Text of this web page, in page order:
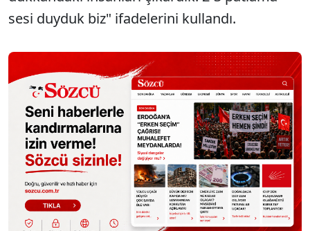
sesi duyduk biz" ifadelerini kullandı.